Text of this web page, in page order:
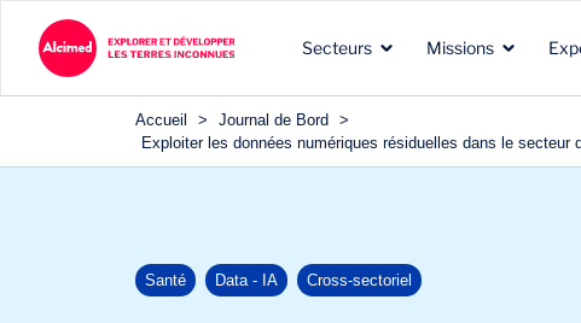
Secteurs
dans lesquelles nous
Missions
nous menons pour nos
dans les domaines de nos
Accueil > Journal de Bord
>
Exploiter les données numériques résiduelles dans le
Santé Data - IA Cross-sectoriel